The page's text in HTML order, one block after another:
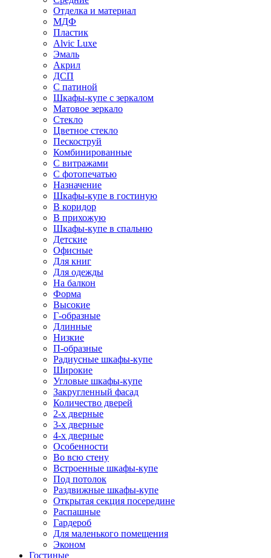
Отделка и материал
МДФ
Пластик
Alvic Luxe
Эмаль
Акрил
ДСП
С патиной
Шкафы-купе с зеркалом
Матовое зеркало
Стекло
Цветное стекло
Пескоструй
Комбинированные
С витражами
С фотопечатью
Назначение
Шкафы-купе в гостиную
В коридор
В прихожую
Шкафы-купе в спальню
Детские
Офисные
Для книг
Для одежды
На балкон
Форма
Высокие
Г-образные
Длинные
Низкие
П-образные
Радиусные шкафы-купе
Широкие
Угловые шкафы-купе
Закругленный фасад
Количество дверей
2-х дверные
3-х дверные
4-х дверные
Особенности
Во всю стену
Встроенные шкафы-купе
Под потолок
Раздвижные шкафы-купе
Открытая секция посередине
Распашные
Гардероб
Для маленького помещения
Эконом
Гостиные